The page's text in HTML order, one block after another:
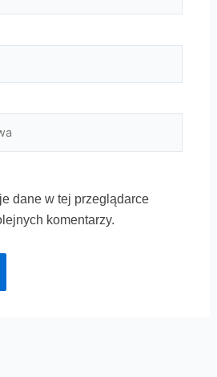
dane w tej przeglądarce
komentarzy.